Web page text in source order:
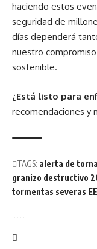
haciendo estos
seguridad de
días dependerá
nuestro
sostenible.
¿Está listo para
recomendaciones y
TAGS: alerta de
granizo destructivo
tormentas severas